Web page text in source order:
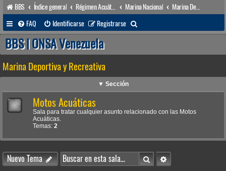
BBS Índice general Marina Nacional
Marina Deportiva y Recreativa
FAQ
Identificarse Registrarse
u
a
r
BBS | ONSA Venezuela
Marina Deportiva y Recreativa
▼ Sección
Motos Acuáticas
Sala para tratar cualquier asunto relacionado con las Motos
Acuáticas.
Temas: 2
Nuevo Tema BuscarBúsqueda avanzada